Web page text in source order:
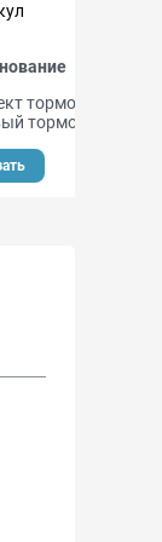
тормозных
тормоз